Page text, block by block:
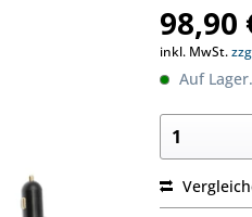
98,90
inkl. MwSt.
Auf